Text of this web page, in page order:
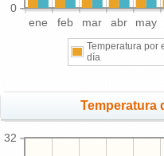
ene feb mar abr may
0
Temperatura por
día
Temperatura
32